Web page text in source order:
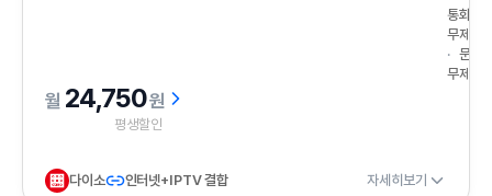
통화
무제한
문자
무제한
24,750원
평생할인
다이소 인터넷+IPTV 결합 자세히보기